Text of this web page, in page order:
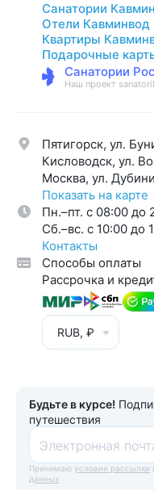
Санатории
Отели Кавминвод
Квартиры
Подарочные
Санатории
Наш проект
Пятигорск, ул.
Кисловодск, ул.
Москва, ул.
Показать на карте
Пн.–пт. с 08:00 до
Cб.–вс. с 10:00 до
Контакты
Способы оплаты
Рассрочка и
RUB, ₽
Будьте в курсе!
путешествия
Электронная
Принимаю условия рассылки
данных